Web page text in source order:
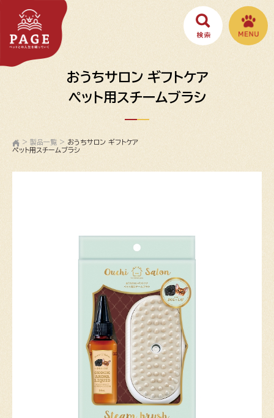
おうちサロン ギフトケア
ペット用スチームブラシ
> 製品一覧 > おうちサロン ギフトケア
ペット用スチームブラシ